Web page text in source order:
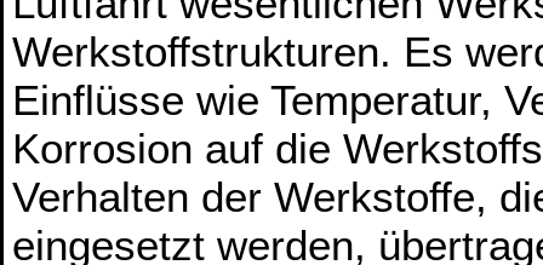
Werkstoffstrukturen. Es
Einflüsse wie Temperatur,
Korrosion auf die
Verhalten der Werkstoffe,
eingesetzt werden,